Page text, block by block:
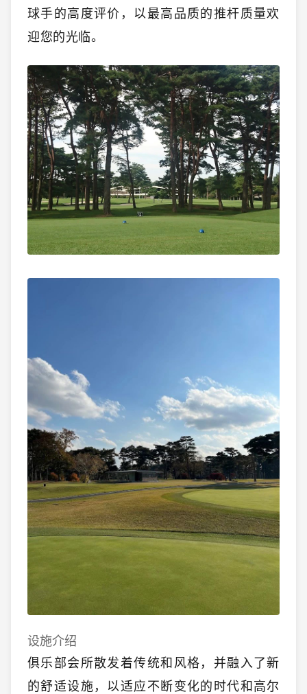
球手的高度评价，以最高品质的推杆质量欢
迎您的光临。
设施介绍
俱乐部会所散发着传统和风格，并融入了新
的舒适设施，以适应不断变化的时代和高尔